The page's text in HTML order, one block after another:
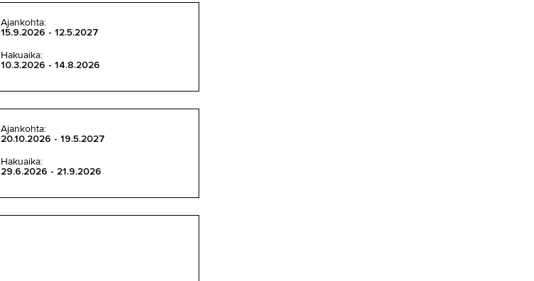
Ajankohta:
15.9.2026 - 12.5.2027
Hakuaika:
10.3.2026 - 14.8.2026
Ajankohta:
20.10.2026 - 19.5.2027
Hakuaika:
29.6.2026 - 21.9.2026